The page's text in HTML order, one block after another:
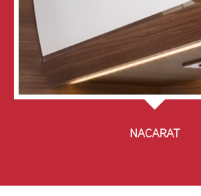
NACARAT